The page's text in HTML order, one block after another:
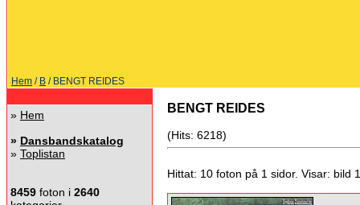
Hem / B / BENGT REIDES
» Hem
» Dansbandskatalog
» Toplistan
8459 foton i 2640
BENGT REIDES
(Hits: 6218)
Hittat: 10 foton på 1 sidor. Visar: bild